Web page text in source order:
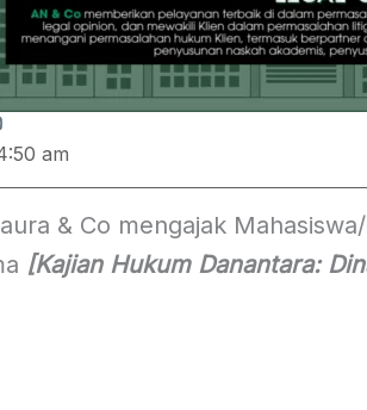
am
& Co mengajak
[Kajian Hukum Danantara: